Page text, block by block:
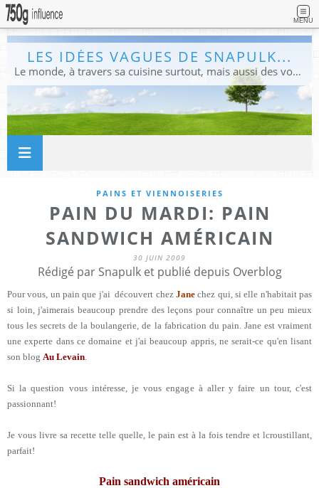
MENU
LES IDÉES VAGUES DE SNAPULK...
Le monde, à travers sa cuisine surtout, mais aussi des voyages, et des idées.
PAINS ET VIENNOISERIES
PAIN DU MARDI: PAIN
SANDWICH AMÉRICAIN
30 JUIN 2009
Rédigé par Snapulk et publié depuis Overblog
Pour vous, un pain que j'ai découvert chez Jane chez qui, si elle n'habitait pas
si loin, j'aimerais beaucoup prendre des leçons pour connaître un peu mieux
tous les secrets de la boulangerie, de la fabrication du pain. Jane est vraiment
une experte dans ce domaine et j'ai beaucoup appris, ne serait-ce qu'en lisant
son blog Au Levain
Si la question vous intéresse, je vous engage à aller y faire un tour, c'est
passionnant!
Je vous livre sa recette telle quelle, le pain est à la fois tendre et lcroustillant,
parfait!
Pain sandwich américain